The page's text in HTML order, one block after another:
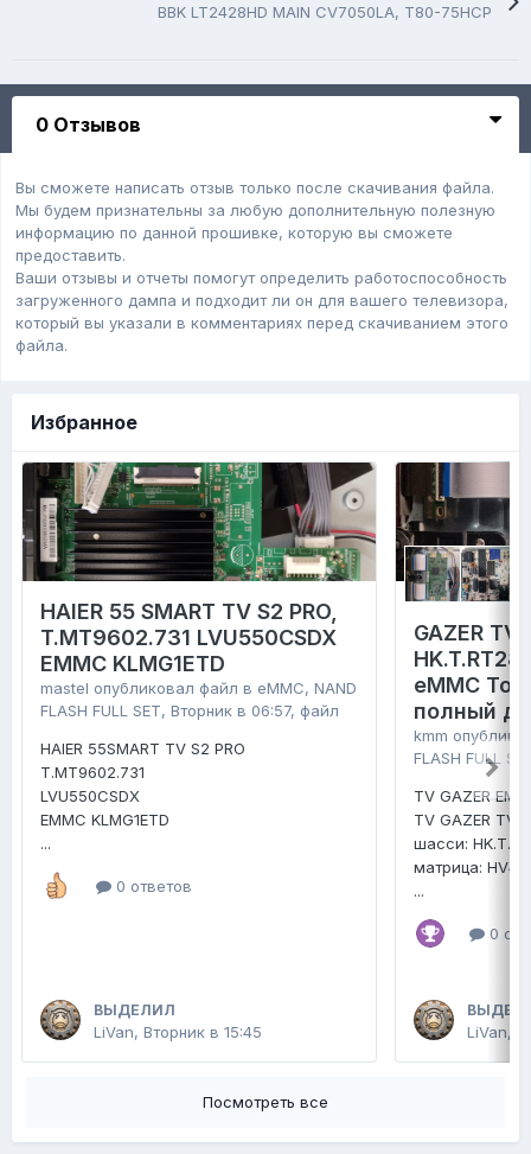
BBK LT2428HD MAIN CV7050LA, T80-75HCP
0 Отзывов
Вы сможете написать отзыв только после скачивания файла.
Мы будем признательны за любую дополнительную полезную
информацию по данной прошивке, которую вы сможете
предоставить.
Ваши отзывы и отчеты помогут определить работоспособность
загруженного дампa и подходит ли он для вашего телевизора,
который вы указали в комментариях перед скачиванием этого
файла.
Избранное
HAIER 55 SMART TV S2 PRO,
T.MT9602.731 LVU550CSDX
EMMC KLMG1ETD
mastel опубликовал файл в eMMC, NAND
FLASH FULL SET, Вторник в 06:57, файл
HAIER 55SMART TV S2 PRO
T.MT9602.731
LVU550CSDX
EMMC KLMG1ETD
...
0 ответов
ВЫДЕЛИЛ
LiVan, Вторник в 15:45
GAZER
eMMC
полный
kmm
FLASH FULL
TV GAZER
TV GAZER
шасси:
матрица:
...
0
LiVan,
Посмотреть все